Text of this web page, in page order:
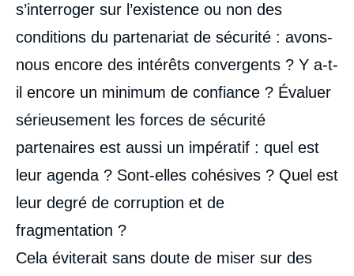
s’interroger sur l’existence ou non des
conditions du partenariat de sécurité : avons-
nous encore des intérêts convergents ? Y a-t-
il encore un minimum de confiance ? Évaluer
sérieusement les forces de sécurité
partenaires est aussi un impératif : quel est
leur agenda ? Sont-elles cohésives ? Quel est
leur degré de corruption et de
fragmentation ?
Cela éviterait sans doute de miser sur des